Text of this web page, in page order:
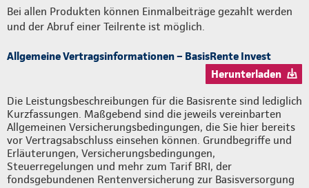
Bei allen Produkten können Einmalbeiträge gezahlt werden
und der Abruf einer Teilrente ist möglich.
Allgemeine Vertragsinformationen – BasisRente Invest
Herunterladen
Die Leistungsbeschreibungen für die Basisrente sind lediglich
Kurzfassungen. Maßgebend sind die jeweils vereinbarten
Allgemeinen Versicherungsbedingungen, die Sie hier bereits
vor Vertragsabschluss einsehen können. Grundbegriffe und
Erläuterungen, Versicherungsbedingungen,
Steuerregelungen und mehr zum Tarif BRI, der
fondsgebundenen Rentenversicherung zur Basisversorgung